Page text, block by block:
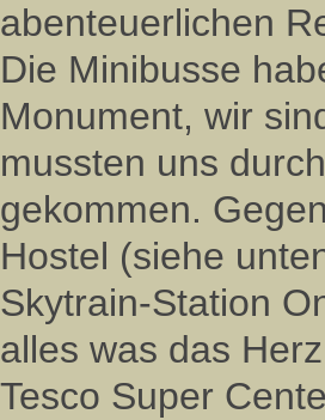
abenteuerlichen
Die Minibusse
Monument, wir
mussten uns
gekommen.
Hostel (siehe
Skytrain-Station
alles was das
Tesco Super